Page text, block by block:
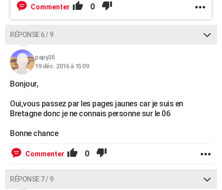
Commenter 0
RÉPONSE 6 / 9
papy35
19 déc. 2016 à 15:09
Bonjour,
Oui,vous passez par les pages jaunes car je suis en
Bretagne donc je ne connais personne sur le 06
Bonne chance
Commenter 0
RÉPONSE 7 / 9